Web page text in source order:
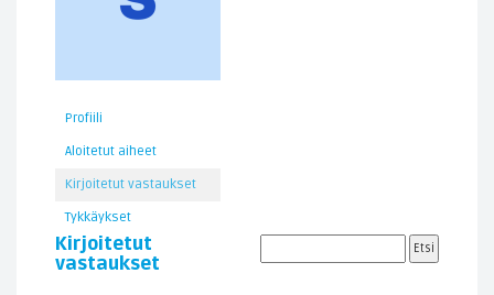
Profiili
Aloitetut aiheet
Kirjoitetut vastaukset
Tykkäykset
Kirjoitetut
vastaukset